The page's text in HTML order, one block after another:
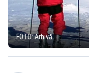
FOTO: Arhivă